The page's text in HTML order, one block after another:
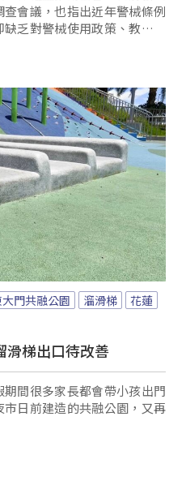
會議，也指出近年警械條例
乏對警械使用政策、教育訓
，無法起到通盤改善，他們
械條例》修法草案。
門共融公園 溜滑梯
花蓮
滑梯出口待改善
間很多家長都會帶小孩出門
日前建造的共融公園，又再